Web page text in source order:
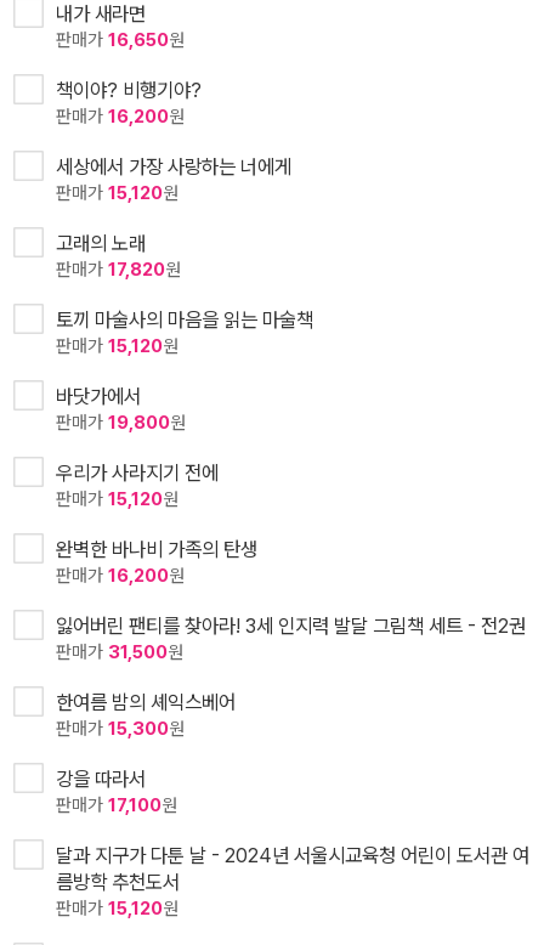
내가 새라면
판매가 16,650원
책이야? 비행기야?
판매가 16,200원
세상에서 가장 사랑하는 너에게
판매가 15,120원
고래의 노래
판매가 17,820원
토끼 마술사의 마음을 읽는 마술책
판매가 15,120원
바닷가에서
판매가 19,800원
우리가 사라지기 전에
판매가 15,120원
완벽한 바나비 가족의 탄생
판매가 16,200원
잃어버린 팬티를 찾아라! 3세 인지력 발달 그림책 세트 - 전2권
판매가 31,500원
한여름 밤의 셰익스베어
판매가 15,300원
강을 따라서
판매가 17,100원
달과 지구가 다툰 날 - 2024년 서울시교육청 어린이 도서관 여
름방학 추천도서
판매가 15,120원